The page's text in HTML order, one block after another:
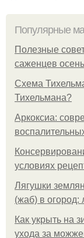
Популярные
Полезные
саженцев
Схема
Тихельмана?
Аркоксиа:
условиях
Лягушки
(жаб) в огород:
Как укрыть на
ухода за